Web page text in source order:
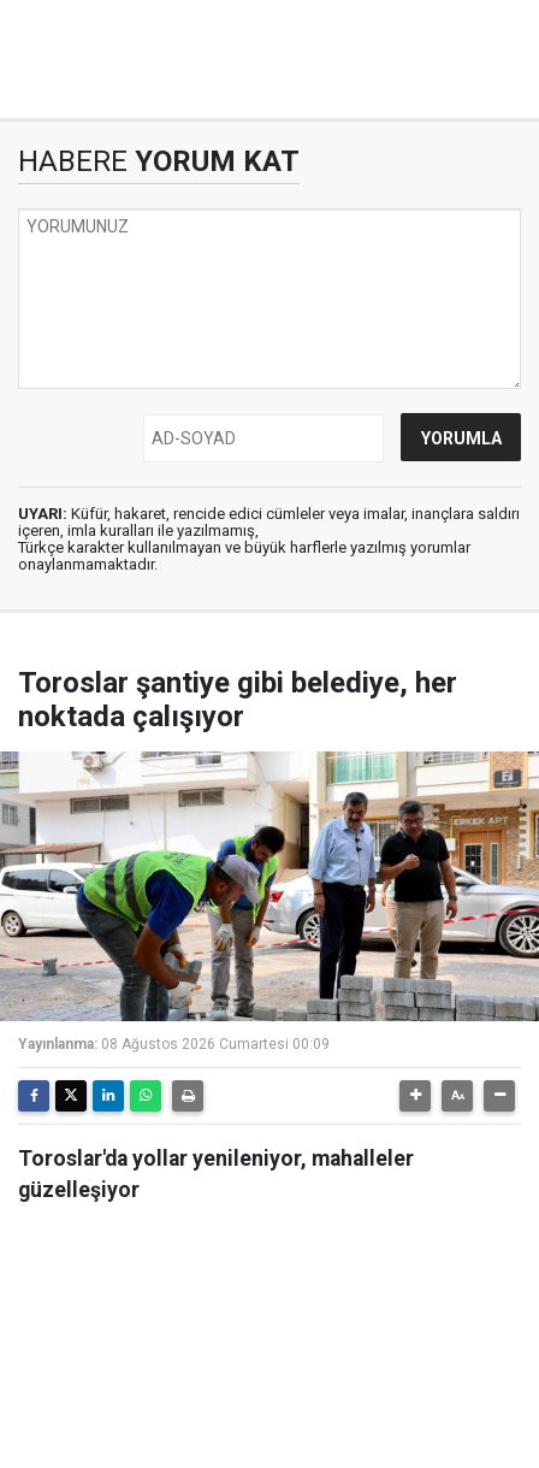
HABERE YORUM KAT
UYARI: Küfür, hakaret, rencide edici cümleler veya imalar, inançlara saldırı
içeren, imla kuralları ile yazılmamış,
Türkçe karakter kullanılmayan ve büyük harflerle yazılmış yorumlar
onaylanmamaktadır.
Toroslar şantiye gibi belediye, her
noktada çalışıyor
Yayınlanma: 08 Ağustos 2026 Cumartesi 00:09
Toroslar'da yollar yenileniyor, mahalleler
güzelleşiyor